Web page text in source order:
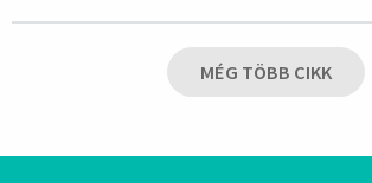
MÉG TÖBB CIKK